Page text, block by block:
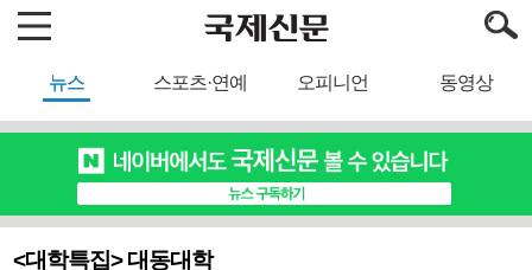
뉴스 스포츠·연예 오피니언 동영상
<대학특집> 대동대학